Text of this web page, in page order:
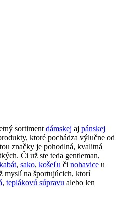
sortiment dámskej aj pánskej
ktoré pochádza výlučne od
značky je pohodlná, kvalitná
Či už ste teda gentleman,
kabát, sako, košeľu či nohavice u
myslí na športujúcich, ktorí
, teplákovú súpravu alebo len